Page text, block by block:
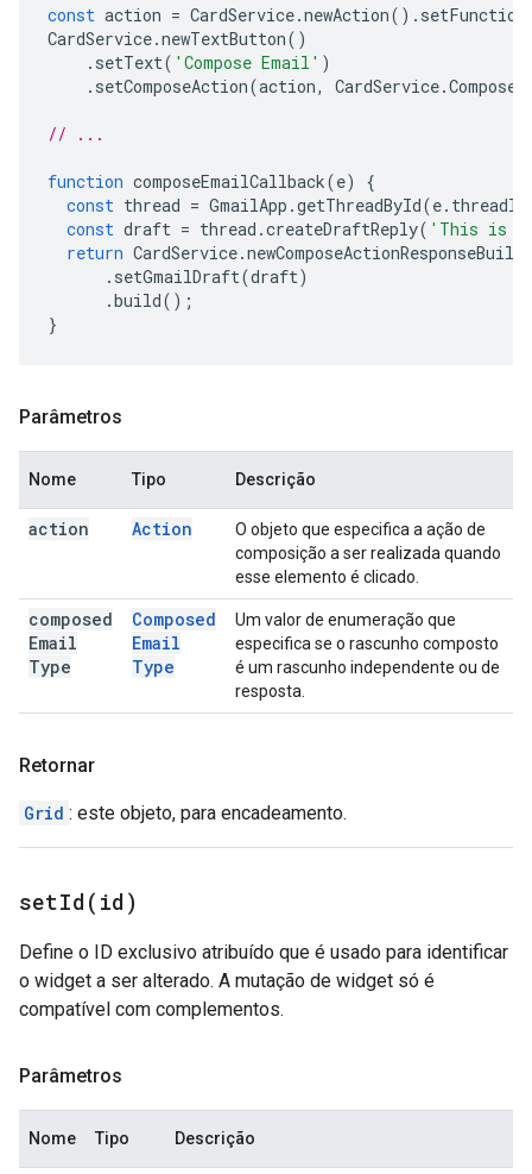
const action = CardService.newAction().
CardService.newTextButton()
. setText( 'Compose Email' )
. setComposeAction(action, CardService.
// ...
function composeEmailCallback(e)
{
const thread = GmailApp .getThreadById(e. threadId
const draft = thread .createDraftReply( 'This is
return CardService.
. setGmailDraft(draft)
.build();
}
Parâmetros
Nome Tipo Descrição
action Action
O objeto que especifica a ação de
composição a ser realizada quando
esse elemento é clicado.
composed
Email
Type
Composed
Email
Type
Um valor de enumeração que
especifica se o rascunho composto
é um rascunho independente ou de
resposta.
Retornar
Grid : este objeto, para encadeamento.
setId( id)
Define o ID exclusivo atribuído que é usado para identificar
o widget a ser alterado. A mutação de widget só é
compatível com complementos.
Parâmetros
Nome Tipo Descrição